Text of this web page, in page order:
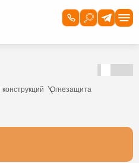
Огнезащита